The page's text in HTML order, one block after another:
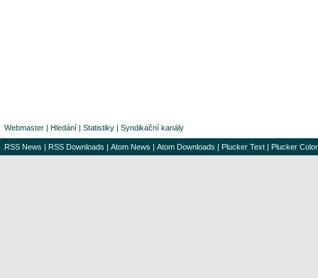
Webmaster | Hledání | Statistiky | Syndikační kanály
RSS News | RSS Downloads | Atom News | Atom Downloads | Plucker Text | Plucker Color